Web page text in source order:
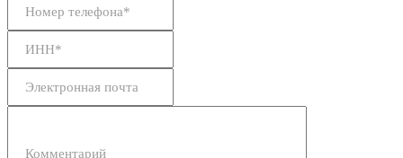
Номер телефона*
ИНН*
Электронная почта
Комментарий